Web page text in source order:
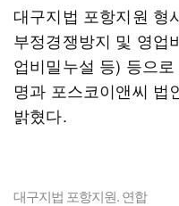
대구지법 포항지원 형
부정경쟁방지 및 영업
업비밀누설 등) 등으
명과 포스코이앤씨 법
밝혔다.
대구지법 포항지원. 연합